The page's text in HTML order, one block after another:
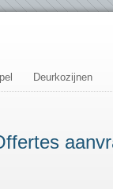
Deurkozijnen